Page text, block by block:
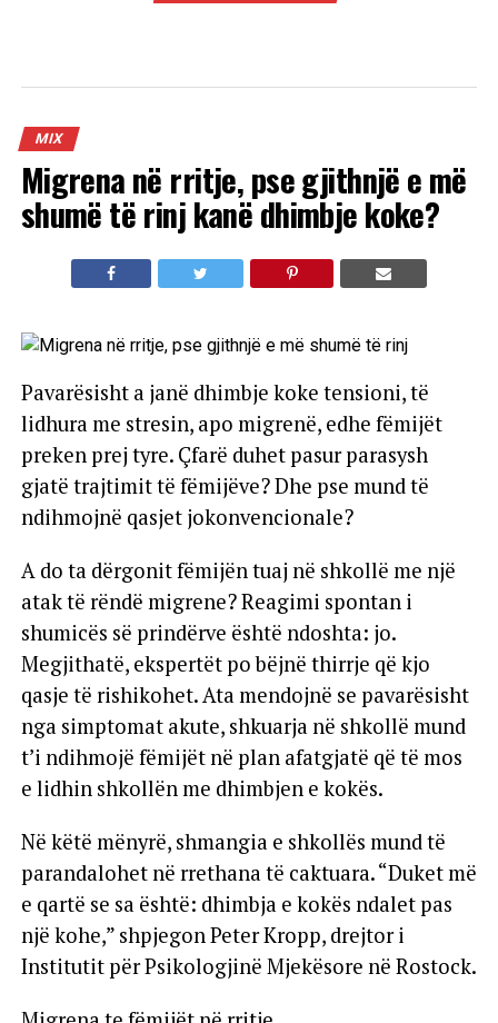
MIX
Migrena në rritje, pse gjithnjë e më
shumë të rinj kanë dhimbje koke?
Pavarësisht a janë dhimbje koke tensioni, të
lidhura me stresin, apo migrenë, edhe fëmijët
preken prej tyre. Çfarë duhet pasur parasysh
gjatë trajtimit të fëmijëve? Dhe pse mund të
ndihmojnë qasjet jokonvencionale?
A do ta dërgonit fëmijën tuaj në shkollë me një
atak të rëndë migrene? Reagimi spontan i
shumicës së prindërve është ndoshta: jo.
Megjithatë, ekspertët po bëjnë thirrje që kjo
qasje të rishikohet. Ata mendojnë se pavarësisht
nga simptomat akute, shkuarja në shkollë mund
t’i ndihmojë fëmijët në plan afatgjatë që të mos
e lidhin shkollën me dhimbjen e kokës.
Në këtë mënyrë, shmangia e shkollës mund të
parandalohet në rrethana të caktuara. “Duket më
e qartë se sa është: dhimbja e kokës ndalet pas
një kohe,” shpjegon Peter Kropp, drejtor i
Institutit për Psikologjinë Mjekësore në Rostock.